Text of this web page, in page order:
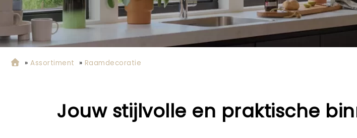
»Assortiment » Raamdecoratie
Jouw stijlvolle en praktische